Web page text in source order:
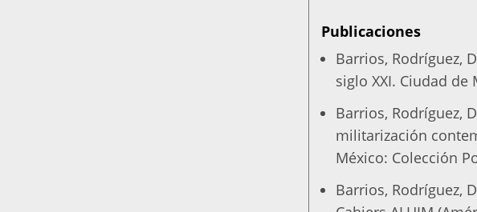
Publicaciones
Barrios, Rodríguez,
siglo XXI. Ciudad de
Barrios, Rodríguez,
militarización
México: Colección
Barrios, Rodríguez,